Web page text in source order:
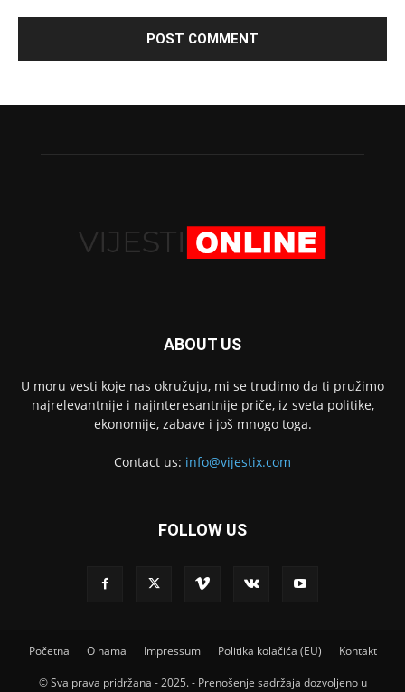
ABOUT US
U moru vesti koje nas okružuju, mi se trudimo da ti pružimo
najrelevantnije i najinteresantnije priče, iz sveta politike,
ekonomije, zabave i još mnogo toga.
Contact us: info@vijestix.com
FOLLOW US
Početna O nama Impressum Politika kolačića (EU) Kontakt
© Sva prava pridržana - 2025. - Prenošenje sadržaja dozvoljeno u